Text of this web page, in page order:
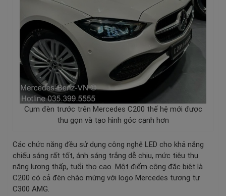
Cụm đèn trước trên Mercedes C200 thế hệ mới được
thu gọn và tạo hình góc cạnh hơn
Các chức năng đều sử dụng công nghệ LED cho khả năng
chiếu sáng rất tốt, ánh sáng trắng dễ chịu, mức tiêu thụ
năng lượng thấp, tuổi thọ cao. Một điểm cộng đặc biệt là
C200 có cả đèn chào mừng với logo Mercedes tương tự
C300 AMG.